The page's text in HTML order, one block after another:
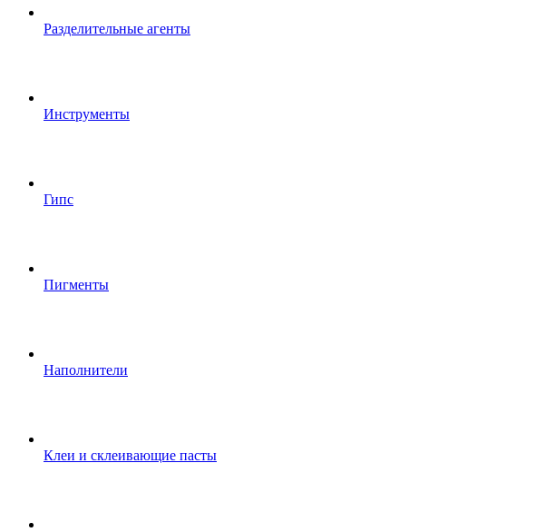
Разделительные агенты
Инструменты
Гипс
Пигменты
Наполнители
Клеи и склеивающие пасты